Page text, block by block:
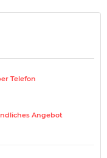
Telefon
Angebot